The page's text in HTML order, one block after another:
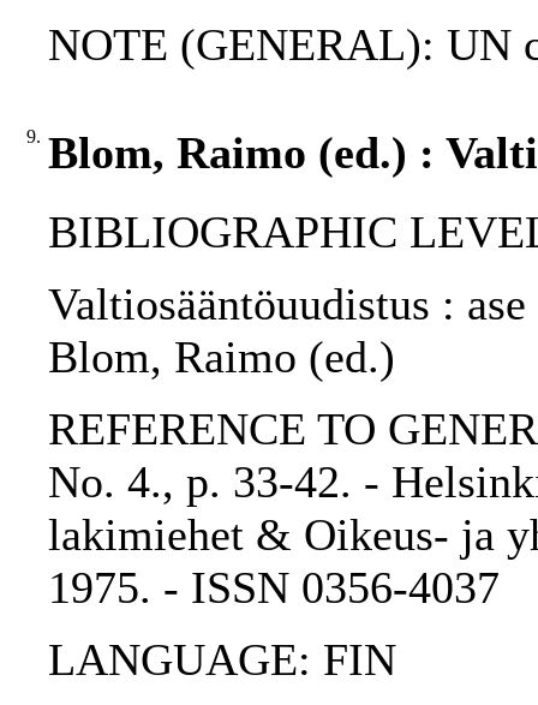
NOTE (GENERAL): UN
9. Blom, Raimo (ed.) :
BIBLIOGRAPHIC
Valtiosääntöuudistus :
Blom, Raimo (ed.)
REFERENCE TO
No. 4., p. 33-42. -
lakimiehet & Oikeus- ja
1975. - ISSN 0356-4037
LANGUAGE: FIN